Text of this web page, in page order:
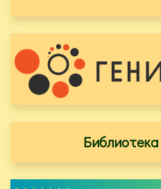
Библиотека